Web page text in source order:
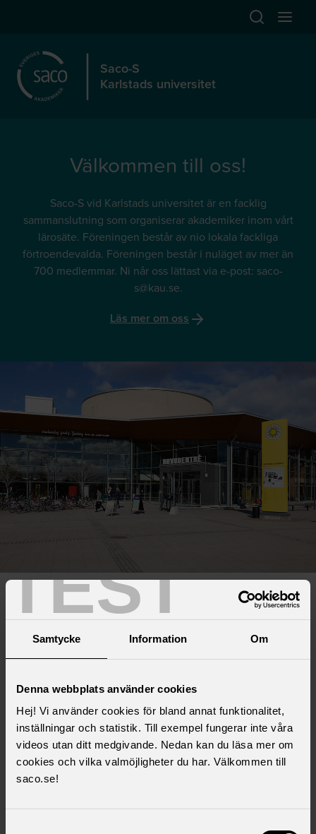
TEST
Samtycke Information Om
Denna webbplats använder cookies
Hej! Vi använder cookies för bland annat funktionalitet,
inställningar och statistik. Till exempel fungerar inte våra
videos utan ditt medgivande. Nedan kan du läsa mer om
cookies och vilka valmöjligheter du har. Välkommen till
saco.se!
Öppna
Saco-S
Karlstads universitet
Välkommen till oss!
Saco-S vid Karlstads universitet är en facklig
sammanslutning som organiserar akademiker inom vårt
lärosäte. Föreningen består av nio lokala fackliga
förtroendevalda. Föreningen består i nuläget av mer än
700 medlemmar. Ni når oss lättast via e-post: saco-
s@kau.se.
Läs mer om oss
Faktiskt.nu
Saco Lönesök
Sveriges bästa lönestatistik. Har du rätt lön?